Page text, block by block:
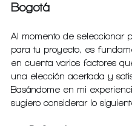
Bogotá
Al momento de seleccionar
para tu proyecto, es
en cuenta varios factores
una elección acertada y
Basándome en mi
sugiero considerar lo